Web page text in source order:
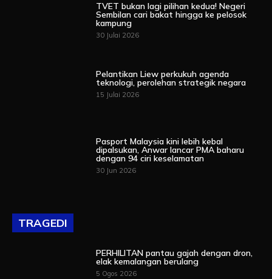
TVET bukan lagi pilihan kedua! Negeri
Sembilan cari bakat hingga ke pelosok
kampung
30 Julai 2026
Pelantikan Liew perkukuh agenda
teknologi, perolehan strategik negara
15 Julai 2026
Pasport Malaysia kini lebih kebal
dipalsukan, Anwar lancar PMA baharu
dengan 94 ciri keselamatan
30 Jun 2026
TRAGEDI
PERHILITAN pantau gajah dengan dron,
elak kemalangan berulang
5 Ogos 2026